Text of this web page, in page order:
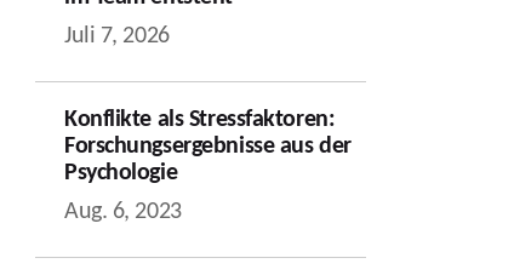
Juli 7, 2026
Konflikte als Stressfaktoren:
Forschungsergebnisse aus der
Psychologie
Aug. 6, 2023